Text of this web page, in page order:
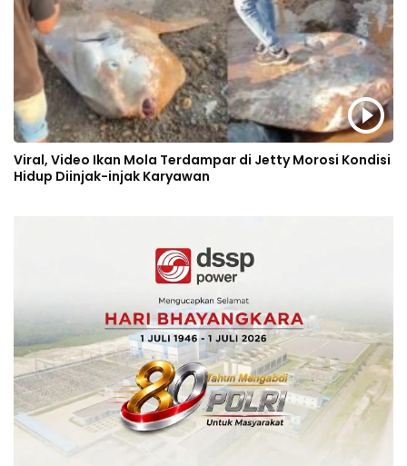
Viral, Video Ikan Mola Terdampar di Jetty Morosi Kondisi
Hidup Diinjak-injak Karyawan